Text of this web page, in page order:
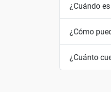
¿Cuándo
¿Cómo
¿Cuánto